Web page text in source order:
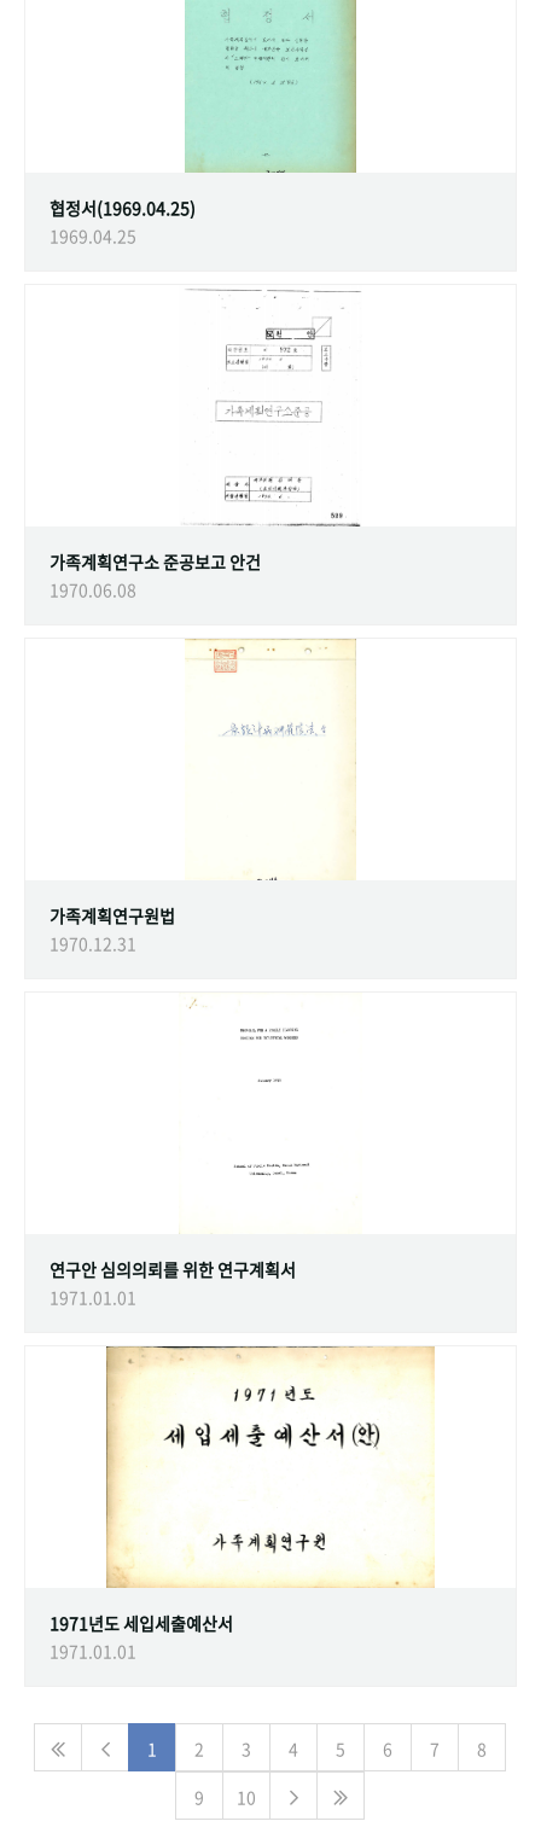
협정서(1969.04.25)
1969.04.25
가족계획연구소 준공보고 안건
1970.06.08
가족계획연구원법
1970.12.31
연구안 심의의뢰를 위한 연구계획서
1971.01.01
1971년도 세입세출예산서
1971.01.01
1 2 3 4 5 6 7
8
9
10